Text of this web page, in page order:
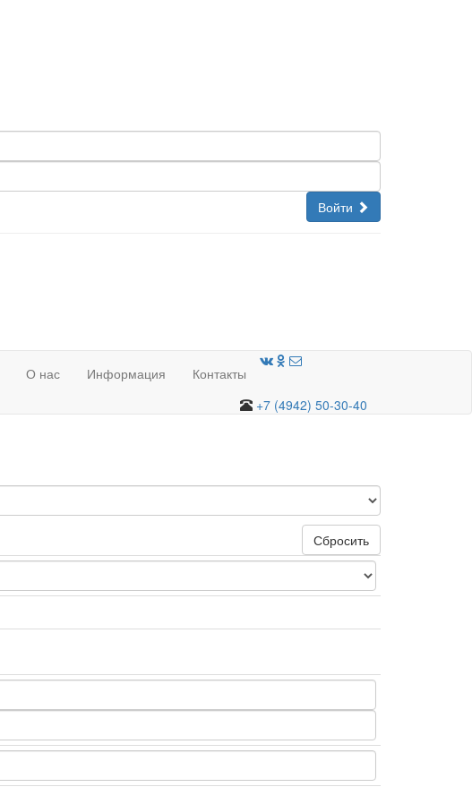
Войти
О нас Информация
Контакты
+7 (4942) 50-30-40
Сбросить